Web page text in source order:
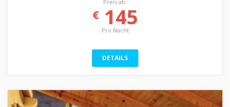
Preis ab:
€145
Pro Nacht
DETAILS